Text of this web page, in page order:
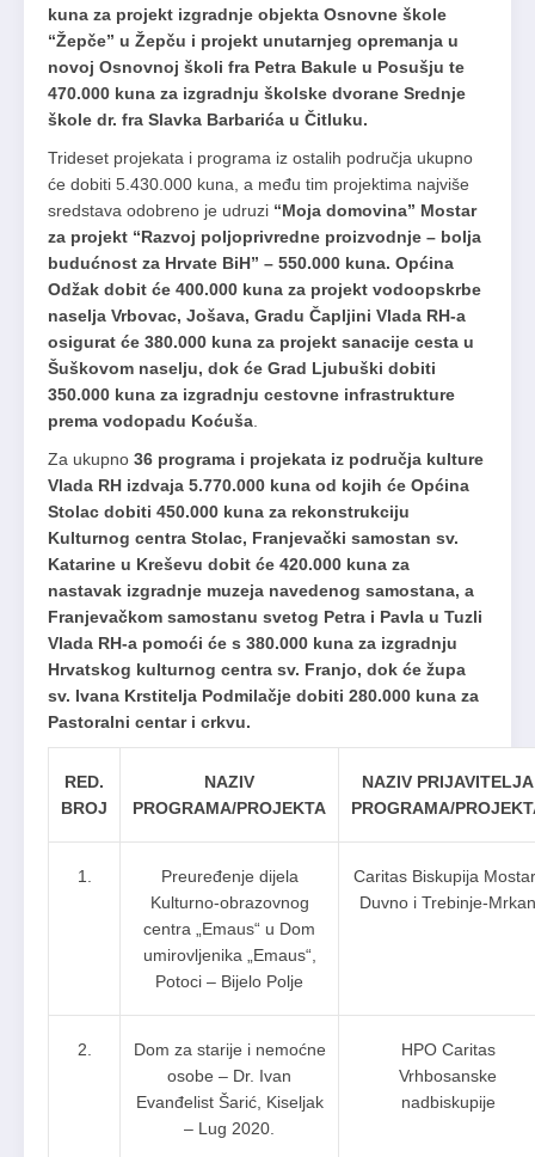
kuna za projekt izgradnje objekta Osnovne škole
“Žepče” u Žepču i projekt unutarnjeg opremanja u
novoj Osnovnoj školi fra Petra Bakule u Posušju te
470.000 kuna za izgradnju školske dvorane Srednje
škole dr. fra Slavka Barbarića u Čitluku.
Trideset projekata i programa iz ostalih područja ukupno
će dobiti 5.430.000 kuna, a među tim projektima najviše
sredstava odobreno je udruzi “Moja domovina” Mostar
za projekt “Razvoj poljoprivredne proizvodnje – bolja
budućnost za Hrvate BiH” – 550.000 kuna. Općina
Odžak dobit će 400.000 kuna za projekt vodoopskrbe
naselja Vrbovac, Jošava, Gradu Čapljini Vlada RH-a
osigurat će 380.000 kuna za projekt sanacije cesta u
Šuškovom naselju, dok će Grad Ljubuški dobiti
350.000 kuna za izgradnju cestovne infrastrukture
prema vodopadu Koćuša
Za ukupno 36 programa i projekata iz područja kulture
Vlada RH izdvaja 5.770.000 kuna od kojih će Općina
Stolac dobiti 450.000 kuna za rekonstrukciju
Kulturnog centra Stolac, Franjevački samostan sv.
Katarine u Kreševu dobit će 420.000 kuna za
nastavak izgradnje muzeja navedenog samostana, a
Franjevačkom samostanu svetog Petra i Pavla u Tuzli
Vlada RH-a pomoći će s 380.000 kuna za izgradnju
Hrvatskog kulturnog centra sv. Franjo, dok će župa
sv. Ivana Krstitelja Podmilačje dobiti 280.000 kuna za
Pastoralni centar i crkvu.
RED.
BROJ
NAZIV
PROGRAMA/PROJEKTA
NAZIV PRIJAVITELJA
PROGRAMA/
1.
Preuređenje dijela
Kulturno-obrazovnog
centra „Emaus“ u Dom
umirovljenika „Emaus“,
Potoci – Bijelo Polje
Caritas Biskupija
Duvno i Trebinje-Mrkan
2.
Dom za starije i nemoćne
osobe – Dr. Ivan
Evanđelist Šarić, Kiseljak
– Lug 2020.
HPO Caritas
Vrhbosanske
nadbiskupije